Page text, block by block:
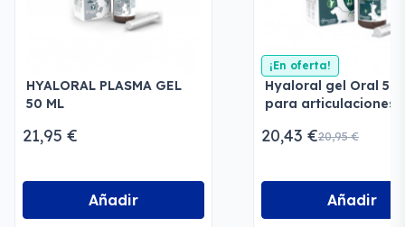
HYALORAL PLASMA GEL
50 ML
21,95 €
Añadir
¡En oferta!
Hyaloral gel Oral 50
para articulaciones
20,43 €20,95 €
Añadir